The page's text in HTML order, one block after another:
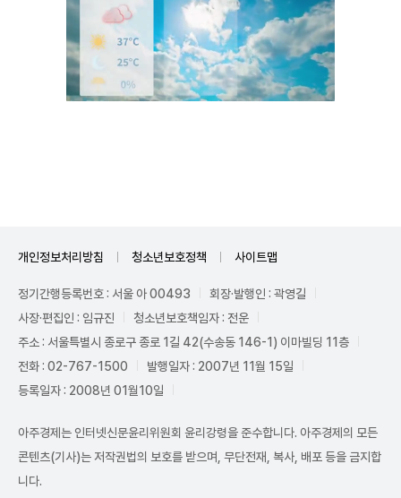
개인정보처리방침 청소년보호정책 사이트맵
정기간행등록번호 : 서울 아 00493
회장·발행인 : 곽영길
사장·편집인 : 임규진
청소년보호책임자 : 전운
주소 : 서울특별시 종로구 종로 1길 42(수송동 146-1) 이마빌딩 11층
전화 : 02-767-1500
발행일자 : 2007년 11월 15일
등록일자 : 2008년 01월10일
아주경제는 인터넷신문윤리위원회 윤리강령을 준수합니다. 아주경제의 모든
콘텐츠(기사)는 저작권법의 보호를 받으며, 무단전재, 복사, 배포 등을 금지합
니다.